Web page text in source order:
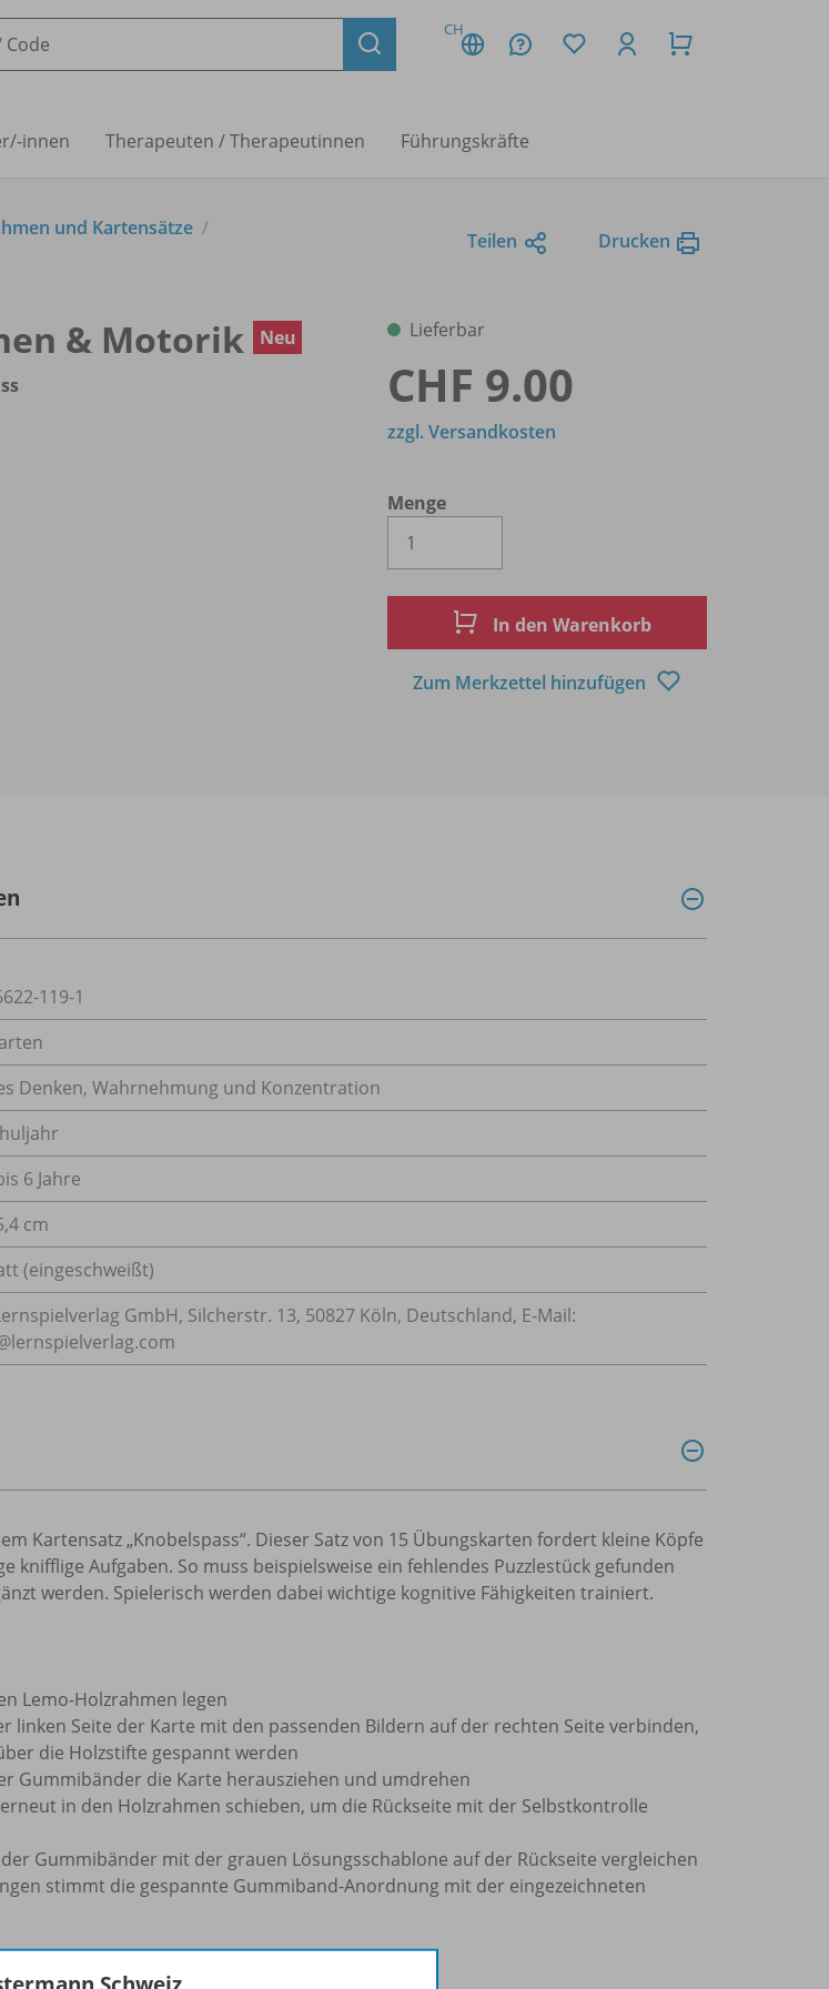
CH
-innen Therapeuten /Therapeutinnen Führungskräfte
und Kartensätze
Teilen Drucken
& Motorik
Neu
Lieferbar
CHF 9.00
Menge
zzgl. Versandkosten
In den Warenkorb
Zum Merkzettel hinzufügen
119-1
Denken, Wahrnehmung und Konzentration
6 Jahre
cm
(eingeschweißt)
GmbH, Silcherstr. 13, 50827 Köln, Deutschland, E-Mail:
Kartensatz „Knobelspass“. Dieser Satz von 15 Übungskarten fordert kleine Köpfe
knifflige Aufgaben. So muss beispielsweise ein fehlendes Puzzlestück gefunden
werden. Spielerisch werden dabei wichtige kognitive Fähigkeiten trainiert.
Lemo-Holzrahmen legen
linken Seite der Karte mit den passenden Bildern auf der rechten Seite verbinden,
die Holzstifte gespannt werden
Gummibänder die Karte herausziehen und umdrehen
in den Holzrahmen schieben, um die Rückseite mit der Selbstkontrolle
Gummibänder mit der grauen Lösungsschablone auf der Rückseite vergleichen
stimmt die gespannte Gummiband-Anordnung mit der eingezeichneten